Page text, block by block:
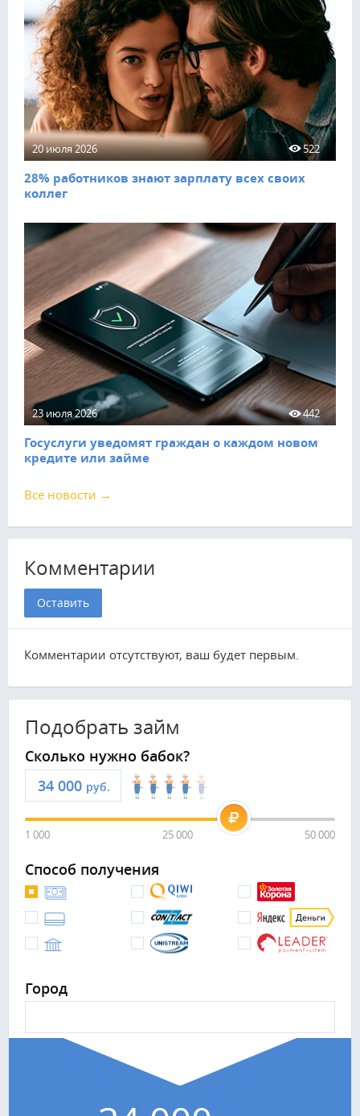
20 июля 2026 522
28% работников знают зарплату всех своих
коллег
23 июля 2026 442
Госуслуги уведомят граждан о каждом новом
кредите или займе
Все новости →
Комментарии
Оставить
Комментарии отсутствуют, ваш будет первым.
Подобрать займ
Сколько нужно бабок?
руб.
1 000 25 000 50 000
Способ получения
Город